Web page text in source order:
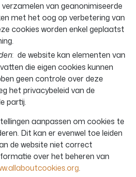
van geanonimiseerde
met het oog op verbetering van
cookies worden enkel geplaatst
: de website kan elementen van
die eigen cookies kunnen
geen controle over deze
het privacybeleid van de
partij.
aanpassen om cookies te
Dit kan er evenwel toe leiden
de website niet correct
over het beheren van
.